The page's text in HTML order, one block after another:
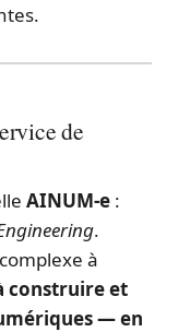
de
AINUM-e :
.
à
construire et
— en